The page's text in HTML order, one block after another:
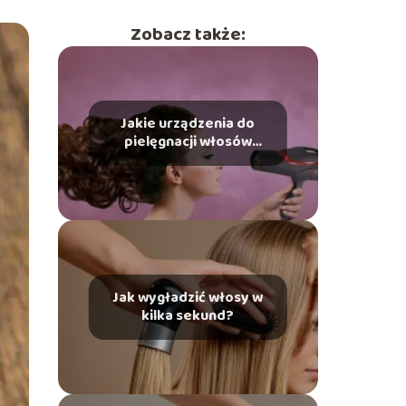
Zobacz także:
Jakie urządzenia do
pielęgnacji włosów
wybrać?
Jak wygładzić włosy w
kilka sekund?